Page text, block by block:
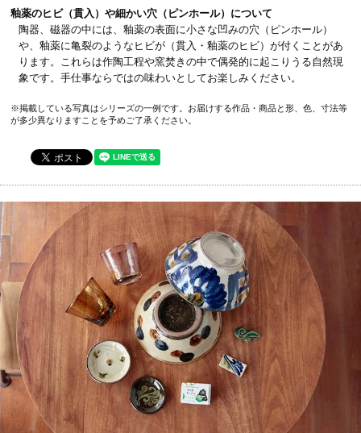
釉薬のヒビ（貫入）や細かい穴（ピンホール）について
陶器、磁器の中には、釉薬の表面に小さな凹みの穴（ピンホール）
や、釉薬に亀裂のようなヒビが（貫入・釉薬のヒビ）が付くことがあ
ります。これらは作陶工程や窯焚きの中で偶発的に起こりうる自然現
象です。手仕事ならではの味わいとしてお楽しみください。
※掲載している写真はシリーズの一例です。お届けする作品・商品と形、色、寸法等
が多少異なりますことを予めご了承ください。